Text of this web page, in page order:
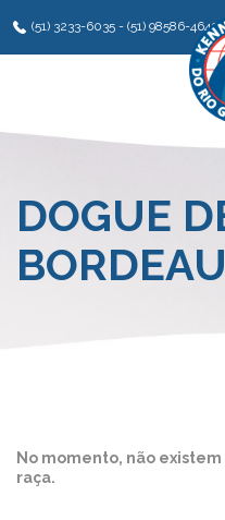
(51) 3233-6035 - (51) 98586-4642
DOGUE
No momento, não
raça.